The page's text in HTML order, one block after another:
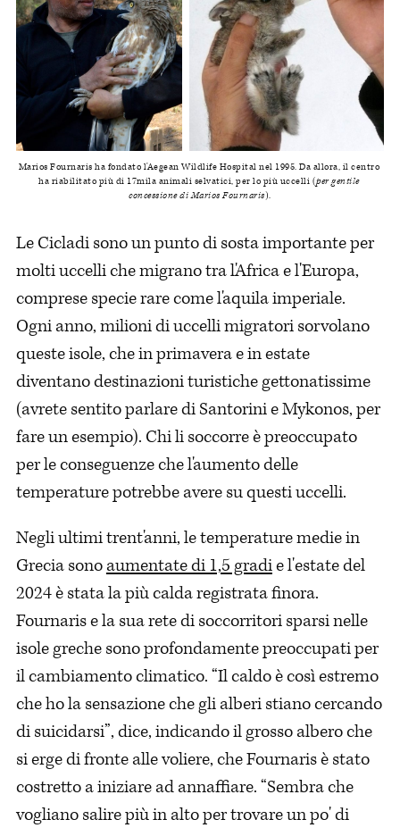
Marios Fournaris ha fondato l'Aegean Wildlife Hospital nel 1995. Da allora, il centro
ha riabilitato più di 17mila animali selvatici, per lo più uccelli (per gentile
concessione di Marios Fournaris).
Le Cicladi sono un punto di sosta importante per
molti uccelli che migrano tra l'Africa e l'Europa,
comprese specie rare come l'aquila imperiale.
Ogni anno, milioni di uccelli migratori sorvolano
queste isole, che in primavera e in estate
diventano destinazioni turistiche gettonatissime
(avrete sentito parlare di Santorini e Mykonos, per
fare un esempio). Chi li soccorre è preoccupato
per le conseguenze che l'aumento delle
temperature potrebbe avere su questi uccelli.
Negli ultimi trent'anni, le temperature medie in
Grecia sonoaumentate di 1,5 gradie l'estate del
2024 è stata la più calda registrata finora.
Fournaris e la sua rete di soccorritori sparsi nelle
isole greche sono profondamente preoccupati per
il cambiamento climatico. “Il caldo è così estremo
che ho la sensazione che gli alberi stiano cercando
di suicidarsi”, dice, indicando il grosso albero che
si erge di fronte alle voliere, che Fournaris è stato
costretto a iniziare ad annaffiare. “Sembra che
vogliano salire più in alto per trovare un po' di